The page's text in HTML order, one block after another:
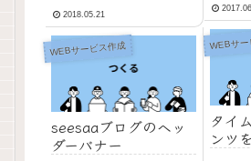
2018.05.21
WEBサ
タイ
ンツ
WEBサービス作成
seesaaブログのヘッ
ダーバナー